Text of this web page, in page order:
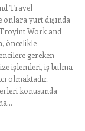
Travel
onlara yurt dışında
Work and
öncelikle
gereken
işlemleri, iş bulma
olmaktadır.
konusunda